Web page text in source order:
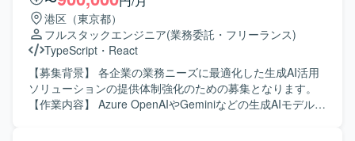
ックから本番DBへの切り替えや、大規模機能追加のスコー
プ管理など、プロジェクトの要となるフェーズでリード経
験を積むことができます。フロントエンド・バックエンド
双方のモダンな技術スタックに携わりながら、アーキテク
チャやテスト戦略の設計にも踏み込める環境です。 【開発
環境】 TypeScript を用いたフロントエンド（Vue 3 / Nuxt
3）およびバックエンド（Node.js / Express.js）構成です。
めていただきます。 【求める人物像】 製造業の業務や現場
帳票の役割を理解しながら、自ら主体的に課題を整理し提
案・実装までつなげられる方を求めております。チームメ
ンバーや顧客と円滑にコミュニケーションを取りつつ、基
本設計以降の工程を着実に推進いただける方が望ましいで
す。 【ポジションの魅力】 製造業の現場DXを推進する大規
模プロジェクトに参画でき、MES導入や現場帳票のシステ
港区（東京都）
フルスタックエンジニア(業務委託・フリーランス)
TypeScript ・ React
【募集背景】 各企業の業務ニーズに最適化した生成AI活用
ソリューションの提供体制強化のための募集となります。
【作業内容】 Azure OpenAIやGeminiなどの生成AIモデルを